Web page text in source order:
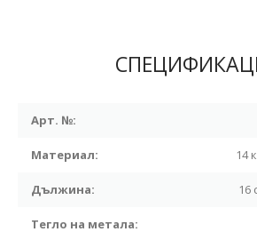
Арт. №:
Материал: 14
Дължина: 16
Тегло на метала: